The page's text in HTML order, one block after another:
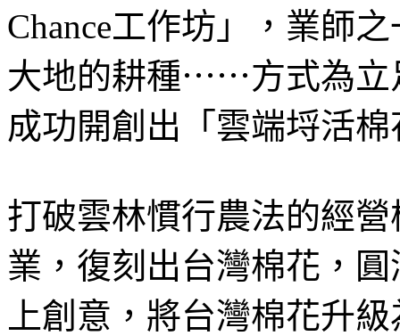
Chance工作坊」，業師
大地的耕種⋯⋯方式為
成功開創出「雲端埒活
打破雲林慣行農法的經
業，復刻出台灣棉花，
上創意，將台灣棉花升